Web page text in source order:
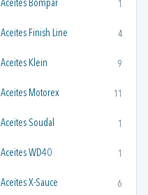
Aceites Bompar 1
Aceites Finish Line 4
Aceites Klein 9
Aceites Motorex 11
Aceites Soudal 1
Aceites WD40 1
Aceites X-Sauce 6